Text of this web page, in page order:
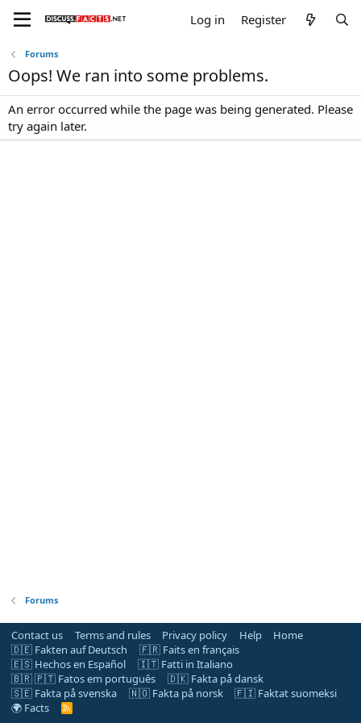
Log in Register
Forums
Oops! We ran into some problems.
An error occurred while the page was being generated. Please
try again later.
Forums
Contact us Terms and rules Privacy policy Help
Home
🇩🇪 Fakten auf Deutsch
🇫🇷 Faits en français
🇪🇸 Hechos en Español
🇮🇹 Fatti in Italiano
🇧🇷 🇵🇹 Fatos em português
🇩🇰 Fakta på dansk
🇸🇪 Fakta på svenska
🇳🇴 Fakta på norsk
🇫🇮 Faktat suomeksi
🌍 Facts
R